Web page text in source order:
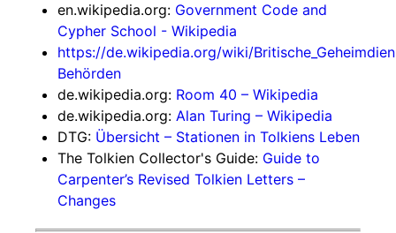
en.wikipedia.org: Government Code and
Cypher School - Wikipedia
https://de.wikipedia.org/wiki/
Behörden
de.wikipedia.org: Room 40 – Wikipedia
de.wikipedia.org: Alan Turing – Wikipedia
DTG: Übersicht – Stationen in Tolkiens Leben
The Tolkien Collector's Guide: Guide to
Carpenter’s Revised Tolkien Letters –
Changes